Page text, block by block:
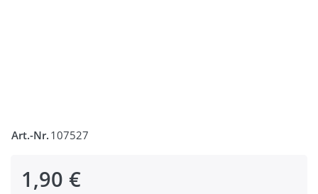
Art.-Nr. 107527
1,90 €